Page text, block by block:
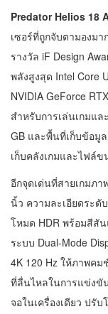
Predator Helios 18
เซอร์ที่ถูกจับตามองม
รางวัล iF Design
พลังสูงสุด Intel Core
NVIDIA GeForce
สำหรับการเล่นเกมแ
GB และพื้นที่เก็บข้อมู
เก็บคลังเกมและไฟล์
อีกจุดเด่นที่สายเกมภ
นิ้ว ความละเอียดระดั
โหมด HDR พร้อมสีสั
ระบบ Dual-Mode
4K 120 Hz ให้ภาพคม
ที่ลื่นไหลในการแข่งขั
จอในเครื่องเดียว ปรั